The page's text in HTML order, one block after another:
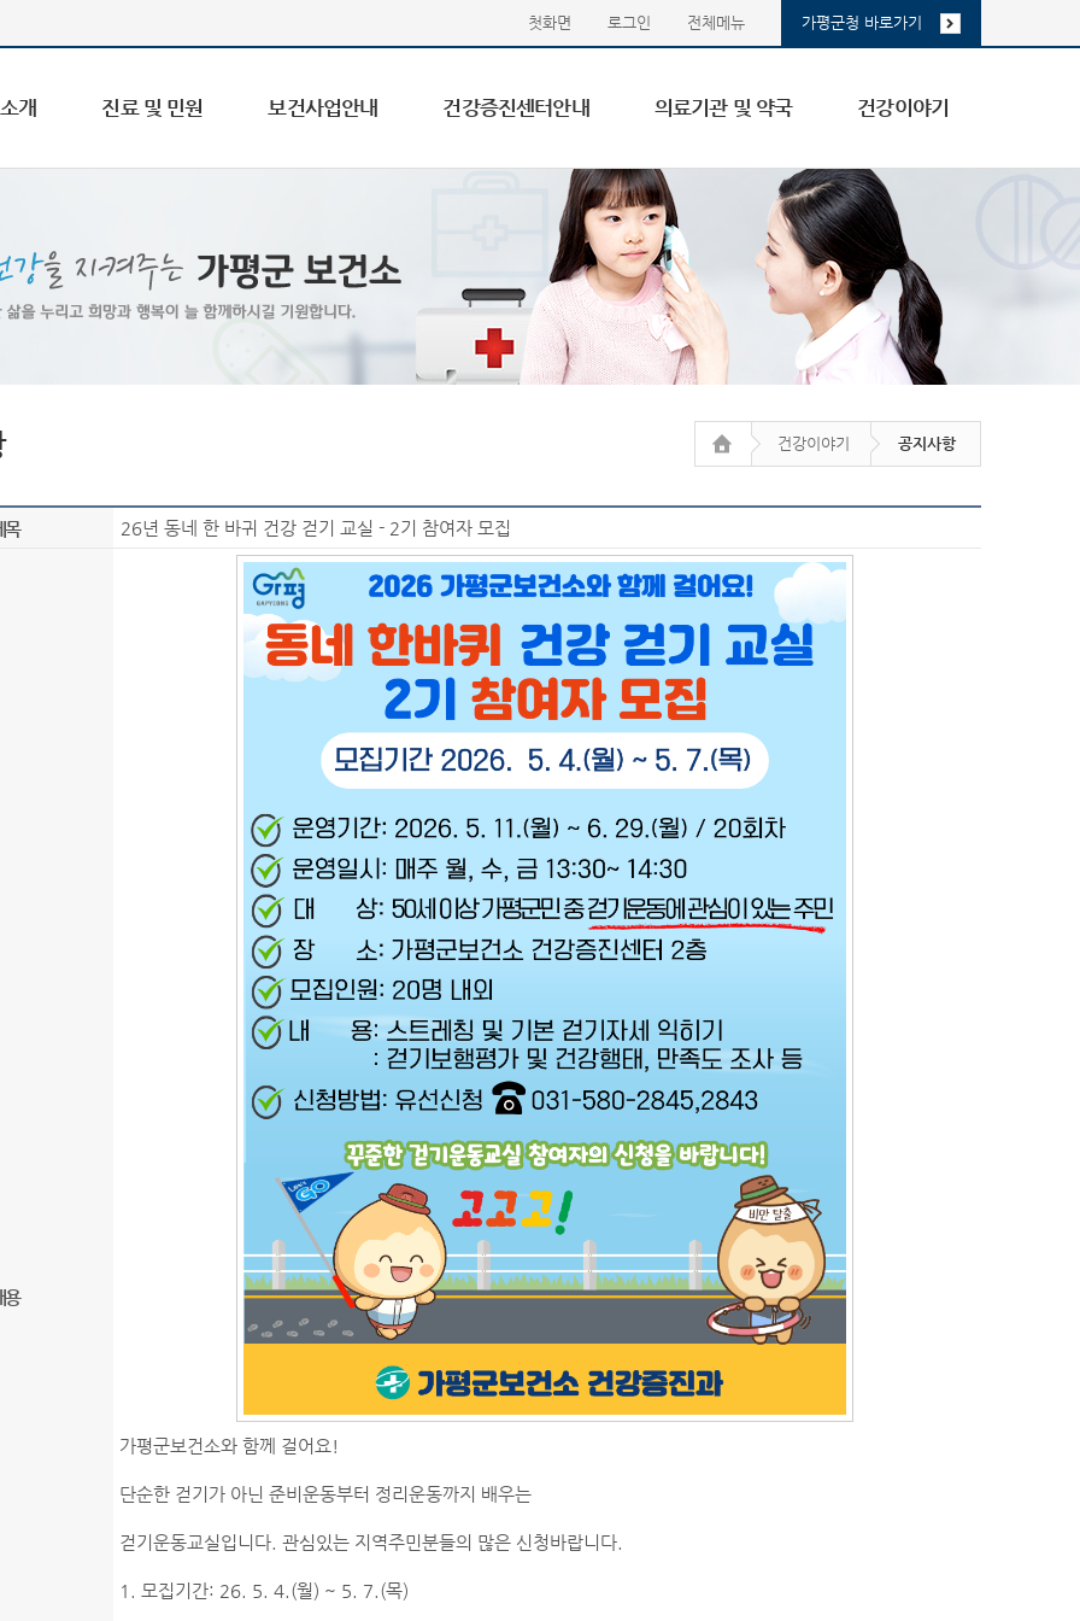
첫화면 로그인 전체메뉴 가평군청 바로가기
개 진료 및 민원 보건사업안내 건강증진센터안내 의료기관 및 약국 건강이야기
건강이야기 공지사항
목 26년 동네 한 바귀 건강 걷기 교실 - 2기 참여자 모집
용
가평군보건소와 함께 걸어요!
단순한 걷기가 아닌 준비운동부터 정리운동까지 배우는
걷기운동교실입니다. 관심있는 지역주민분들의 많은 신청바랍니다.
1. 모집기간: 26. 5. 4.(월) ~ 5. 7.(목)